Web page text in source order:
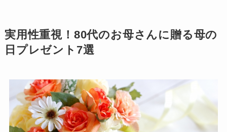
実用性重視！80代のお母さんに贈る母の
日プレゼント7選